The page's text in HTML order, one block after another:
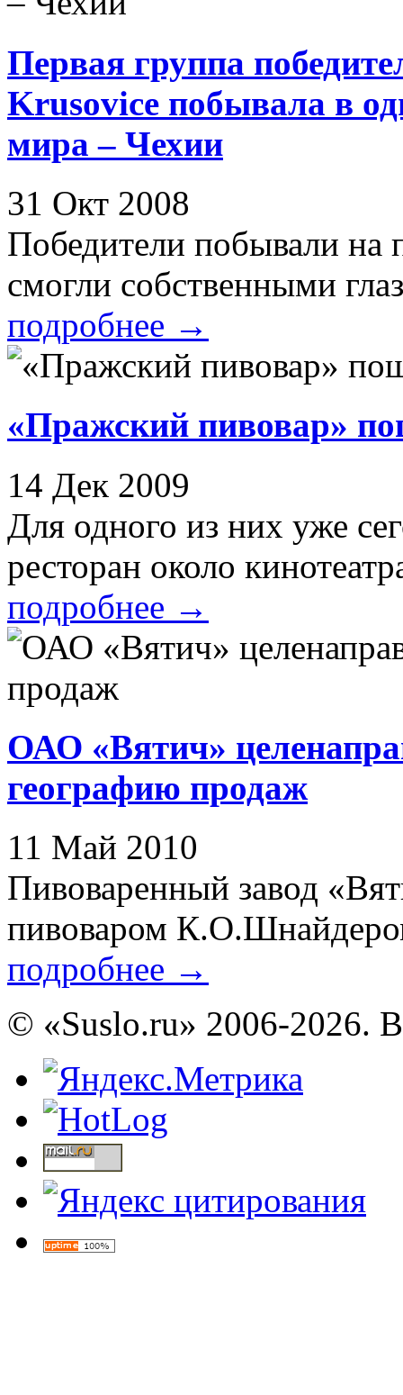
Первая группа
Krusovice побывала в
мира – Чехии
31 Окт 2008
Победители побывали на
смогли собственными
подробнее →
«Пражский пивовар»
14 Дек 2009
Для одного из них уже
ресторан около
подробнее →
ОАО «Вятич»
географию продаж
11 Май 2010
Пивоваренный завод
пивоваром
подробнее →
© «Suslo.ru» 2006-2026.